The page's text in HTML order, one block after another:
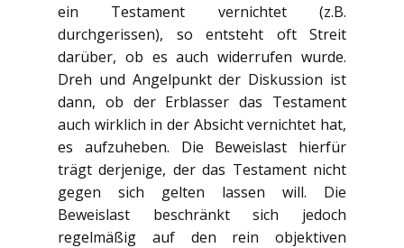
ein Testament vernichtet (z.B.
durchgerissen), so entsteht oft Streit
darüber, ob es auch widerrufen wurde.
Dreh und Angelpunkt der Diskussion ist
dann, ob der Erblasser das Testament
auch wirklich in der Absicht vernichtet hat,
es aufzuheben. Die Beweislast hierfür
trägt derjenige, der das Testament nicht
gegen sich gelten lassen will. Die
Beweislast beschränkt sich jedoch
regelmäßig auf den rein objektiven